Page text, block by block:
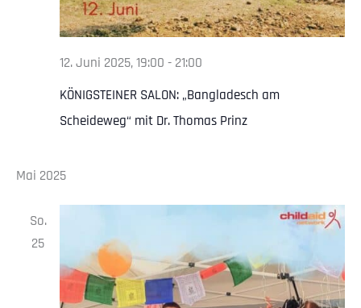
KÖNIGSTEINER SALON: „Bangladesch am
Scheideweg“ mit Dr. Thomas Prinz
12. Juni 2025, 19:00 - 21:00
Mai 2025
So.
25